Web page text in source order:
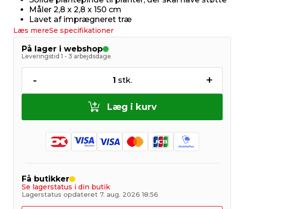
Måler 2,8 x 2,8 x 150 cm
Lavet af imprægneret træ
Læs mereSe specifikationer
På lager i webshop
Leveringstid 1 - 3 arbejdsdage
- 1 stk. +
Læg i kurv
Få butikker
Se lagerstatus i din butik
Lagerstatus opdateret 7. aug. 2026 18:56